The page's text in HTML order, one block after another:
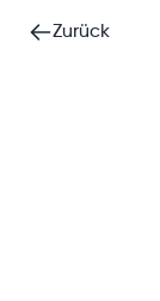
Zurück